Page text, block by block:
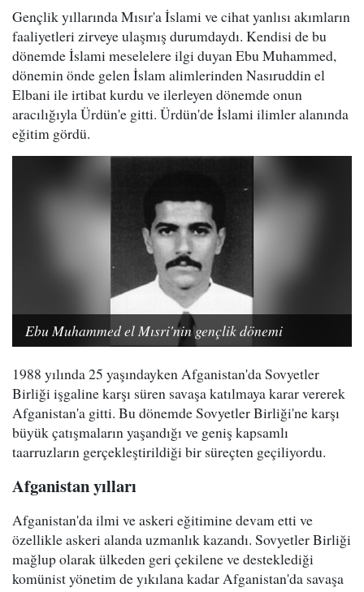
Gençlik yıllarında Mısır'a İslami ve cihat yanlısı akımların
faaliyetleri zirveye ulaşmış durumdaydı. Kendisi de bu
dönemde İslami meselelere ilgi duyan Ebu Muhammed,
dönemin önde gelen İslam alimlerinden Nasıruddin el
Elbani ile irtibat kurdu ve ilerleyen dönemde onun
aracılığıyla Ürdün'e gitti. Ürdün'de İslami ilimler alanında
eğitim gördü.
Ebu Muhammed el Mısri'nin gençlik dönemi
1988 yılında 25 yaşındayken Afganistan'da Sovyetler
Birliği işgaline karşı süren savaşa katılmaya karar vererek
Afganistan'a gitti. Bu dönemde Sovyetler Birliği'ne karşı
büyük çatışmaların yaşandığı ve geniş kapsamlı
taarruzların gerçekleştirildiği bir süreçten geçiliyordu.
Afganistan yılları
Afganistan'da ilmi ve askeri eğitimine devam etti ve
özellikle askeri alanda uzmanlık kazandı. Sovyetler Birliği
mağlup olarak ülkeden geri çekilene ve desteklediği
komünist yönetim de yıkılana kadar Afganistan'da savaşa